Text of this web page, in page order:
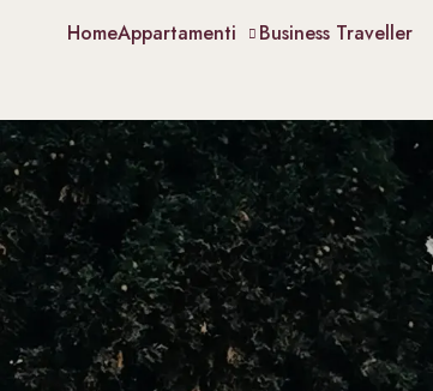
HomeAppartamenti Business Traveller